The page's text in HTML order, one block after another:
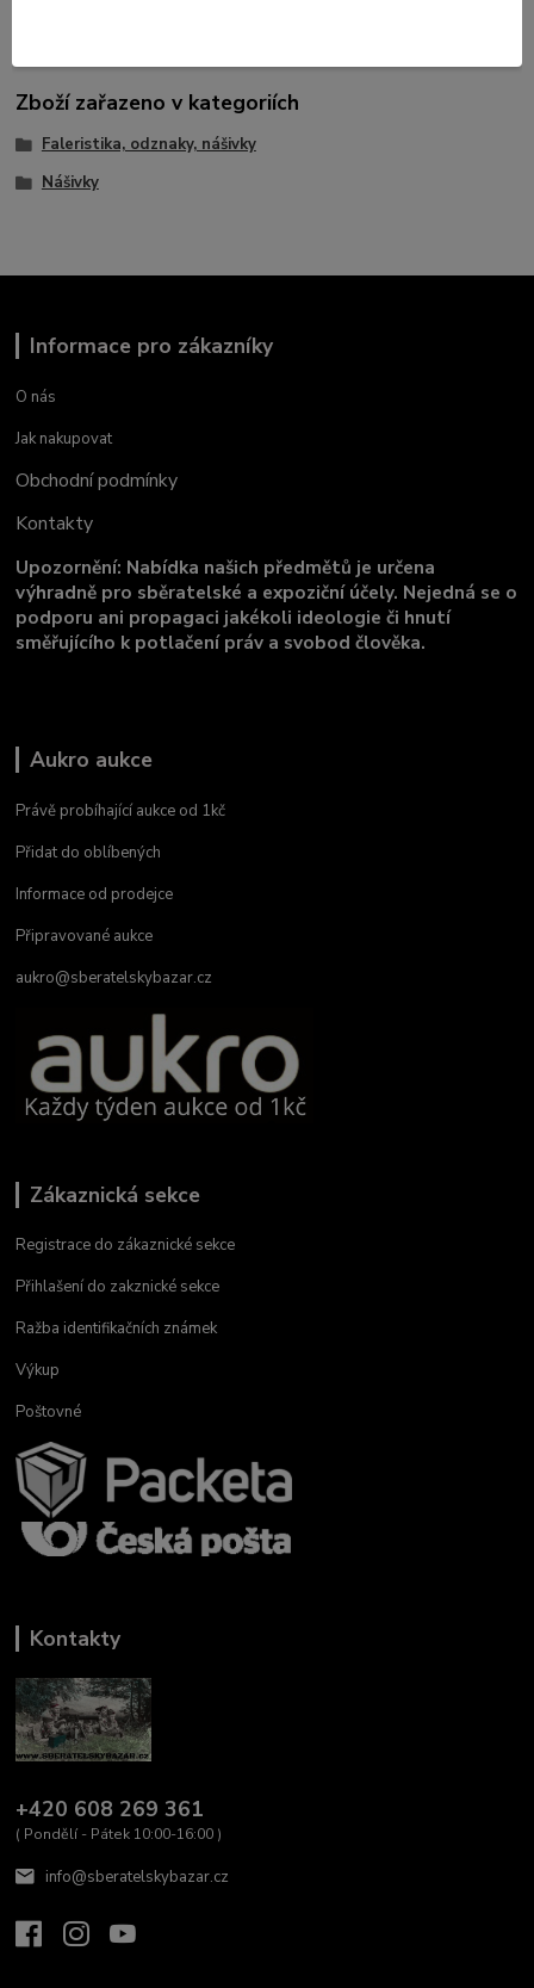
Zboží zařazeno v kategoriích
Faleristika, odznaky, nášivky
Nášivky
Informace pro zákazníky
O nás
Jak nakupovat
Obchodní podmínky
Kontakty
Upozornění: Nabídka našich předmětů je určena
výhradně pro sběratelské a expoziční účely. Nejedná se o
podporu ani propagaci jakékoli ideologie či hnutí
směřujícího k potlačení práv a svobod člověka.
Aukro aukce
Právě probíhající aukce od 1kč
Přidat do oblíbených
Informace od prodejce
Připravované aukce
aukro@sberatelskybazar.cz
Zákaznická sekce
Registrace do zákaznické sekce
Přihlašení do zakznické sekce
Ražba identifikačních známek
Výkup
Poštovné
Kontakty
+420 608 269 361
( Pondělí - Pátek 10:00-16:00 )
info@sberatelskybazar.cz